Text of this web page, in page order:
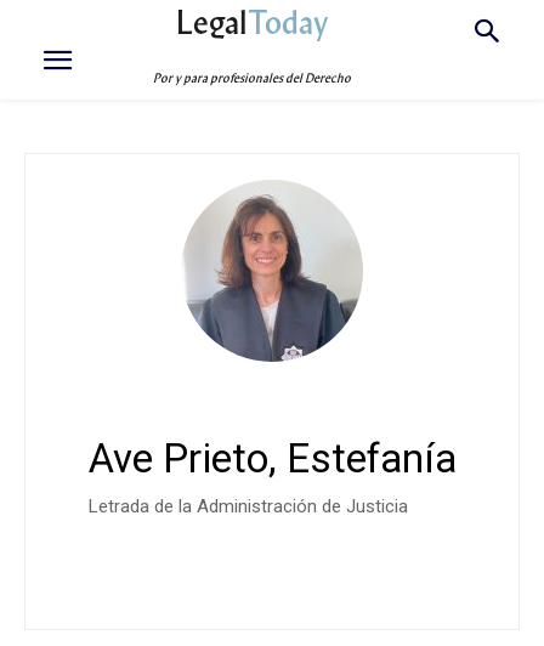
LegalToday
Por y para profesionales del Derecho
Ave Prieto, Estefanía
Letrada de la Administración de Justicia